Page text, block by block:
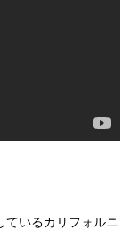
ているカリフォルニ